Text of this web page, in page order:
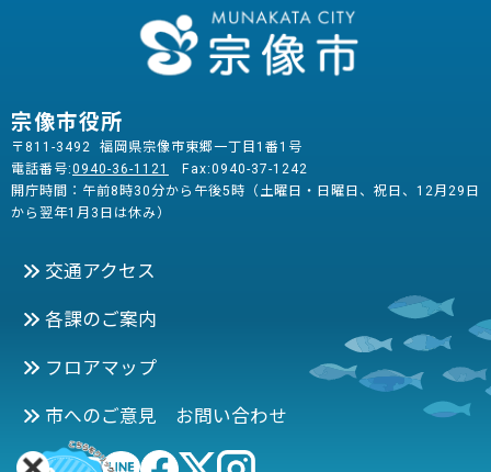
宗像市役所
〒811-3492 福岡県宗像市東郷一丁目1番1号
電話番号:0940-36-1121
Fax:0940-37-1242
開庁時間：午前8時30分から午後5時（土曜日・日曜日、祝日、12月29日
から翌年1月3日は休み）
交通アクセス
各課のご案内
フロアマップ
市へのご意見 お問い合わせ